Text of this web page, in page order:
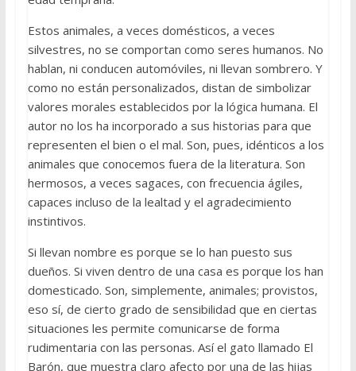
Estos animales, a veces domésticos, a veces
silvestres, no se comportan como seres humanos. No
hablan, ni conducen automóviles, ni llevan sombrero. Y
como no están personalizados, distan de simbolizar
valores morales establecidos por la lógica humana. El
autor no los ha incorporado a sus historias para que
representen el bien o el mal. Son, pues, idénticos a los
animales que conocemos fuera de la literatura. Son
hermosos, a veces sagaces, con frecuencia ágiles,
capaces incluso de la lealtad y el agradecimiento
instintivos.
Si llevan nombre es porque se lo han puesto sus
dueños. Si viven dentro de una casa es porque los han
domesticado. Son, simplemente, animales; provistos,
eso sí, de cierto grado de sensibilidad que en ciertas
situaciones les permite comunicarse de forma
rudimentaria con las personas. Así el gato llamado El
Barón, que muestra claro afecto por una de las hijas